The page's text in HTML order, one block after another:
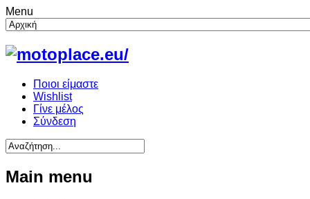
Menu
Ποιοι είμαστε
Wishlist
Γίνε μέλος
Σύνδεση
Main menu